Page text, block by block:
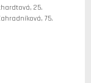
25.
75.